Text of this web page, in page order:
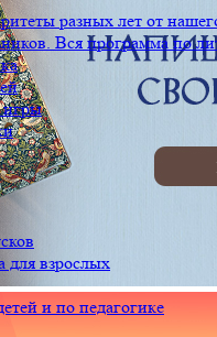
разных лет от
Вся программа по
игры
для взрослых
и по педагогике